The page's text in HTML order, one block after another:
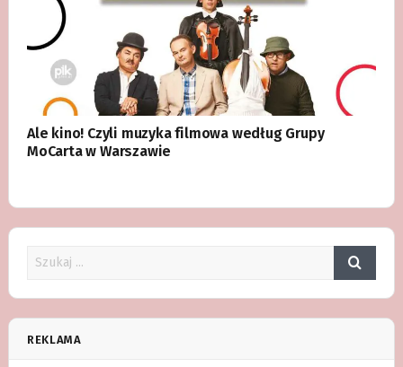
Ale kino! Czyli muzyka filmowa według Grupy
MoCarta w Warszawie
REKLAMA